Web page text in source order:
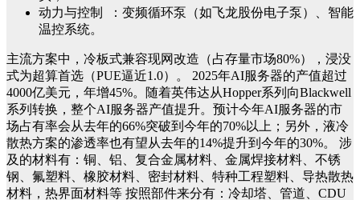
动力与控制 ：变频循环泵（如飞龙股份电子泵）、智能
温控系统。
主流方案中，冷板式兼容现网改造（占存量市场80%），浸没
式为超算首选（PUE逼近1.0）。
2025年AI服务器的产值超过
4000亿美元，年增45%。随着英伟达从Hopper系列向Blackwell
系列转换，整个AI服务器产值提升。预计今年AI服务器的市
场占有率会从去年的66%突破到今年的70%以上；另外，液冷
散热方案的渗透率也有望从去年的14%提升到今年的30%。
涉
及的材料有：铜、铝、复合金属材料、金属焊接材料、不锈
钢、氟塑料、橡胶材料、密封材料、特种工程塑料、导热散热
材料，热界面材料等 按照部件来分有：冷却塔、管道、 CDU